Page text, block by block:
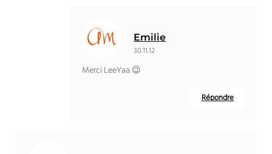
Emilie
30.11.12
Merci LeeYaa 😉
Répondre